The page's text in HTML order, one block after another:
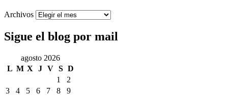
Archivos
Sigue el blog por mail
agosto 2026
L M X J V S D
1
2
3
4 5 6 7 8
9